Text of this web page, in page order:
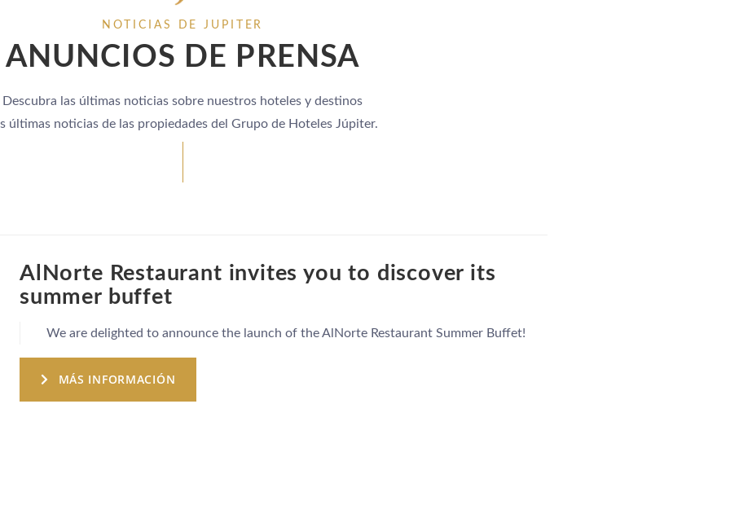
NOTICIAS DE JUPITER
ANUNCIOS DE PRENSA
Descubra las últimas noticias sobre nuestros hoteles y destinos
últimas noticias de las propiedades del Grupo de Hoteles Júpiter.
AlNorte Restaurant invites you to discover its
summer buffet
We are delighted to announce the launch of the AlNorte Restaurant Summer Buffet!
MÁS INFORMACIÓN